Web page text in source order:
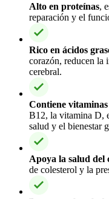
Alto en proteínas,
reparación y el
Rico en ácidos
corazón, reducen la
cerebral.
Contiene vitaminas
B12, la vitamina D,
salud y el bienestar
Apoya la salud del
de colesterol y la